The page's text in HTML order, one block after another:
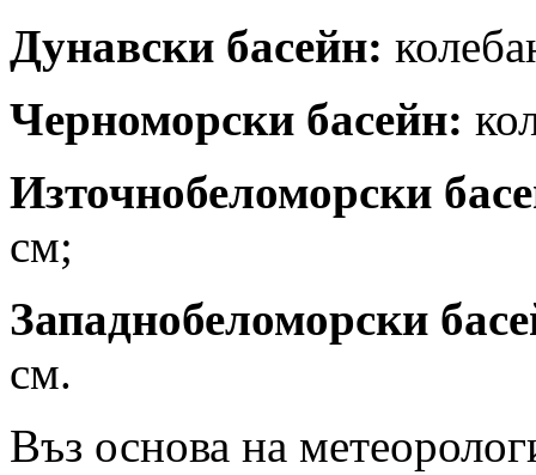
Дунавски басейн:
Черноморски басейн:
Източнобеломорски
см;
Западнобеломорски
см.
Въз основа на